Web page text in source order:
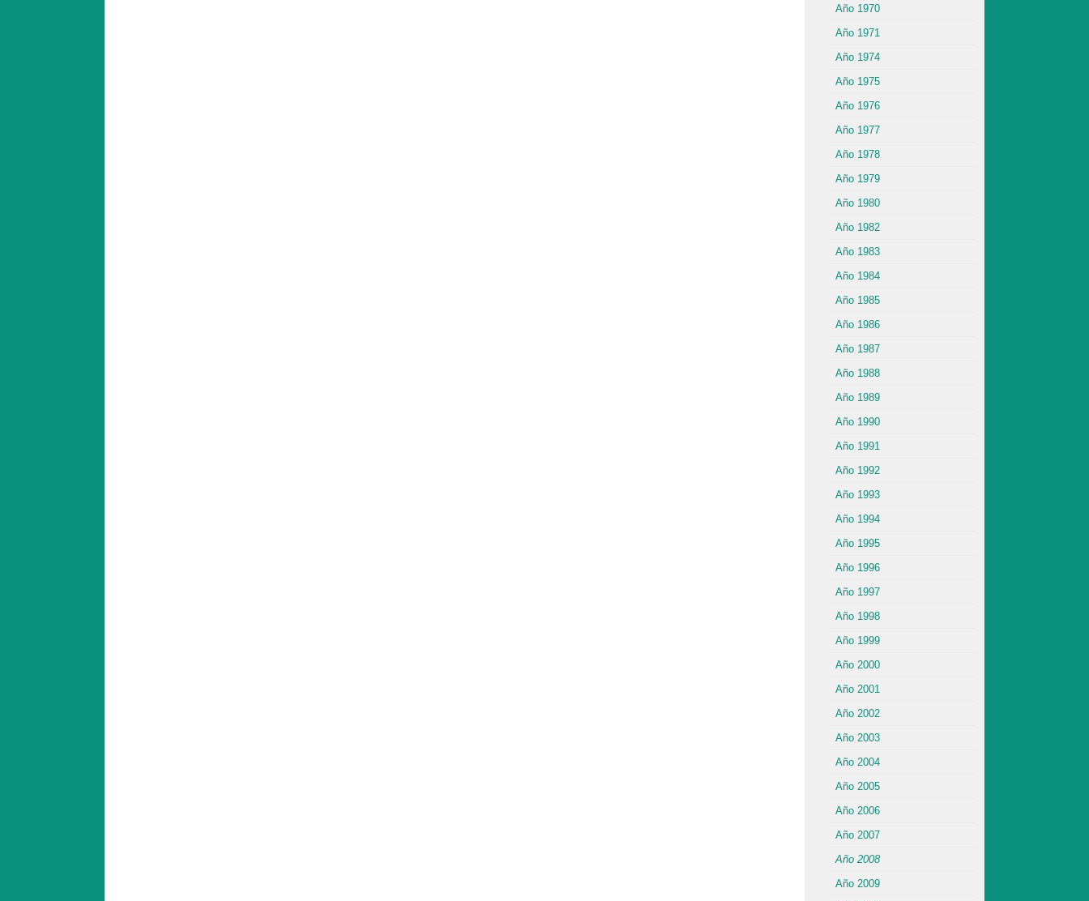
Año 1970
Año 1971
Año 1974
Año 1975
Año 1976
Año 1977
Año 1978
Año 1979
Año 1980
Año 1982
Año 1983
Año 1984
Año 1985
Año 1986
Año 1987
Año 1988
Año 1989
Año 1990
Año 1991
Año 1992
Año 1993
Año 1994
Año 1995
Año 1996
Año 1997
Año 1998
Año 1999
Año 2000
Año 2001
Año 2002
Año 2003
Año 2004
Año 2005
Año 2006
Año 2007
Año 2008
Año 2009